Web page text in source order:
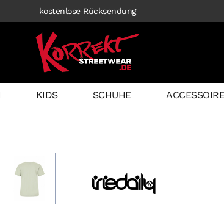
kostenlose Rücksendung
KIDS SCHUHE